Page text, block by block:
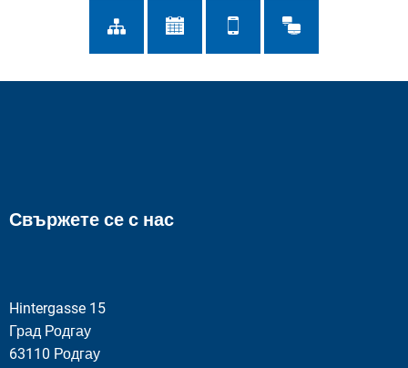
Свържете се с нас
Hintergasse 15
Град Родгау
63110 Родгау